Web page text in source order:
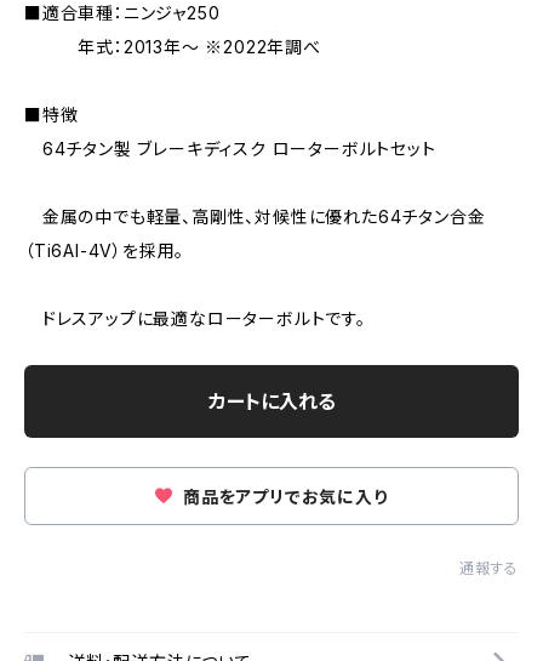
■適合車種：ニンジャ250
年式：2013年〜 ※2022年調べ
■特徴
64チタン製 ブレーキディスク ローターボルトセット
金属の中でも軽量、高剛性、対候性に優れた64チタン合金
（Ti6AI-4V）を採用。
ドレスアップに最適なローターボルトです。
カートに入れる
商品をアプリでお気に入り
通報する